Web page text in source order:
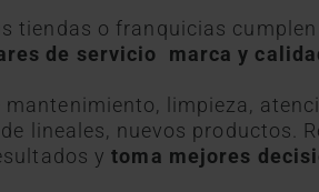
tiendas o franquicias cumplen
de servicio marca y
limpieza,
lineales, nuevos productos.
ytoma mejores